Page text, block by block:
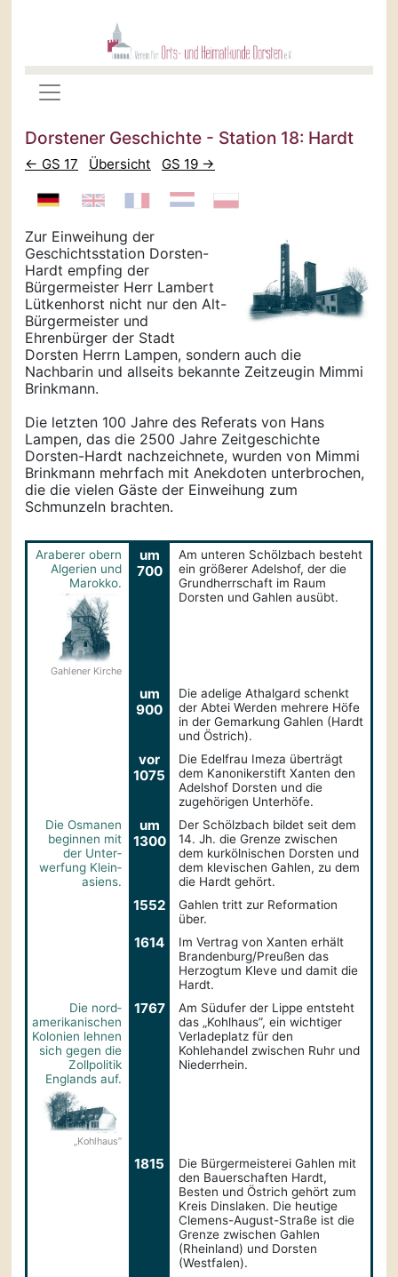
Dorstener Geschichte - Station 18: Hardt
← GS 17 Übersicht GS 19 →
Zur Einweihung der
Geschichtsstation Dorsten-
Hardt empfing der
Bürgermeister Herr Lambert
Lütkenhorst nicht nur den Alt-
Bürgermeister und
Ehrenbürger der Stadt
Dorsten Herrn Lampen, sondern auch die
Nachbarin und allseits bekannte Zeitzeugin Mimmi
Brinkmann.
Die letzten 100 Jahre des Referats von Hans
Lampen, das die 2500 Jahre Zeitgeschichte
Dorsten-Hardt nachzeichnete, wurden von Mimmi
Brinkmann mehrfach mit Anekdoten unterbrochen,
die die vielen Gäste der Einweihung zum
Schmunzeln brachten.
Araberer obern
Algerien und
Marokko.
Gahlener Kirche
um
700
Am unteren Schölzbach besteht
ein größerer Adelshof, der die
Grundherrschaft im Raum
Dorsten und Gahlen ausübt.
um
900
Die adelige Athalgard schenkt
der Abtei Werden mehrere Höfe
in der Gemarkung Gahlen (Hardt
und Östrich).
vor
1075
Die Edelfrau Imeza überträgt
dem Kanonikerstift Xanten den
Adelshof Dorsten und die
zugehörigen Unterhöfe.
Die Osmanen
beginnen mit
der Unter­
werfung Klein­
asiens.
um
1300
Der Schölzbach bildet seit dem
14. Jh. die Grenze zwischen
dem kurkölnischen Dorsten und
dem klevischen Gahlen, zu dem
die Hardt gehört.
1552
Gahlen tritt zur Reformation
über.
1614
Im Vertrag von Xanten erhält
Brandenburg/Preußen das
Herzogtum Kleve und damit die
Hardt.
Die nord­
amerika­nischen
Kolonien lehnen
sich gegen die
Zollpolitik
Englands auf.
„Kohlhaus”
1767
Am Südufer der Lippe entsteht
das „Kohlhaus”, ein wichtiger
Verladeplatz für den
Kohlehandel zwischen Ruhr und
Niederrhein.
1815
Die Bürgermeisterei Gahlen mit
den Bauerschaften Hardt,
Besten und Östrich gehört zum
Kreis Dinslaken. Die heutige
Clemens-August-Straße ist die
Grenze zwischen Gahlen
(Rheinland) und Dorsten
(Westfalen).